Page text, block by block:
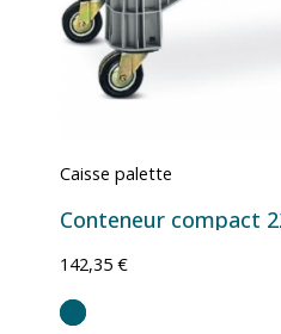
Caisse palette
142,35 €